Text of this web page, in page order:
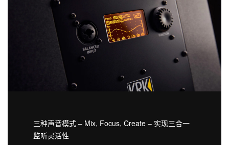
三种声音模式 – Mix, Focus, Create – 实现三合一
监听灵活性